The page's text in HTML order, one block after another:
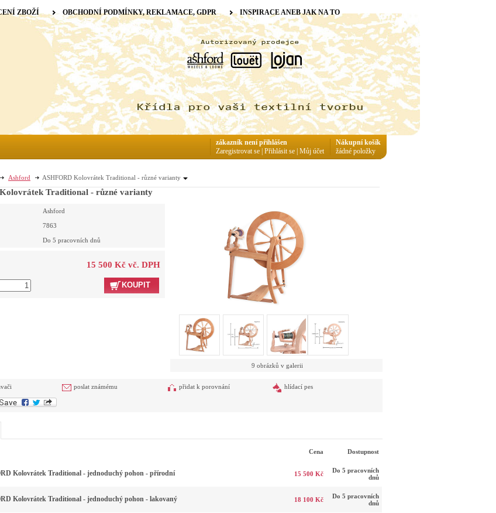
Ashford ASHFORD Kolovrátek Traditional - různé varianty
Traditional - různé varianty
Ashford
7863
Do 5 pracovních dnů
15 500 Kč vč. DPH
KOUPIT
9 obrázků v galerii
poslat známému přidat k porovnání hlídací pes
Cena Dostupnost
Kolovrátek Traditional - jednoduchý pohon - přírodní 15 500 Kč
Do 5 pracovních
dnů
Kolovrátek Traditional - jednoduchý pohon - lakovaný 18 100 Kč
Do 5 pracovních
dnů
ZBOŽÍ OBCHODNÍ PODMÍNKY, REKLAMACE, GDPR INSPIRACE ANEB JAK NA TO
Nákupní košík
žádné položky
zákazník není přihlášen
Zaregistrovat se Přihlásit se Můj účet